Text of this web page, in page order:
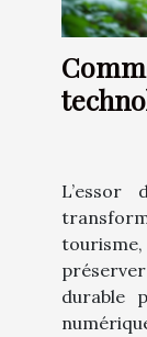
L’essor
durable